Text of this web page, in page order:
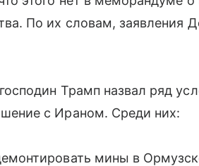
По их словам, заявления
Трамп назвал ряд
с Ираном. Среди них:
мины в